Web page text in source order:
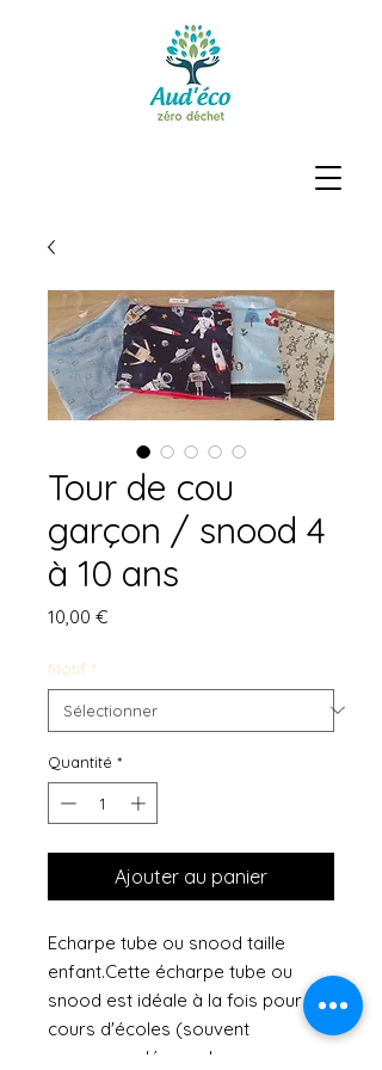
Tour de cou
garçon / snood 4
à 10 ans
10,00 €
Motif *
Quantité *
Ajouter au panier
Echarpe tube ou snood taille
enfant.Cette écharpe tube ou
snood est idéale à la fois pour les
cours d'écoles (souvent
recommandée par les